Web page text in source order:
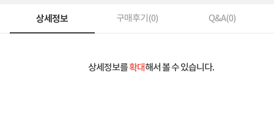
상세정보 구매후기(0) Q&A(0)
상세정보를확대해서 볼 수 있습니다.